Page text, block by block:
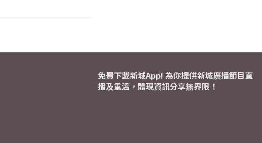
免費下載新城App! 為你提供新城廣播節目直
播及重溫，體現資訊分享無界限！